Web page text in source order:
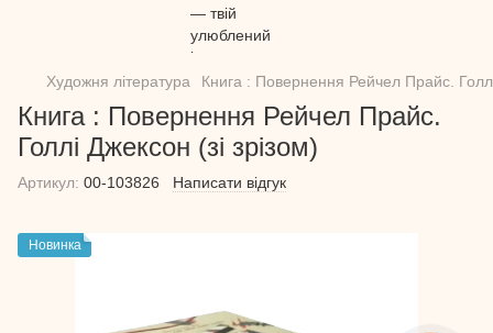
Художня література Книга : Повернення Рейчел Прайс.
Книга : Повернення Рейчел Прайс.
Голлі Джексон (зі зрізом)
Артикул: 00-103826 Написати відгук
Новинка